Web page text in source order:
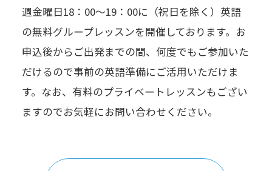
週金曜日18：00～19：00に（祝日を除く）英語
の無料グループレッスンを開催しております。お
申込後からご出発までの間、何度でもご参加いた
だけるので事前の英語準備にご活用いただけま
す。なお、有料のプライベートレッスンもござい
ますのでお気軽にお問い合わせください。